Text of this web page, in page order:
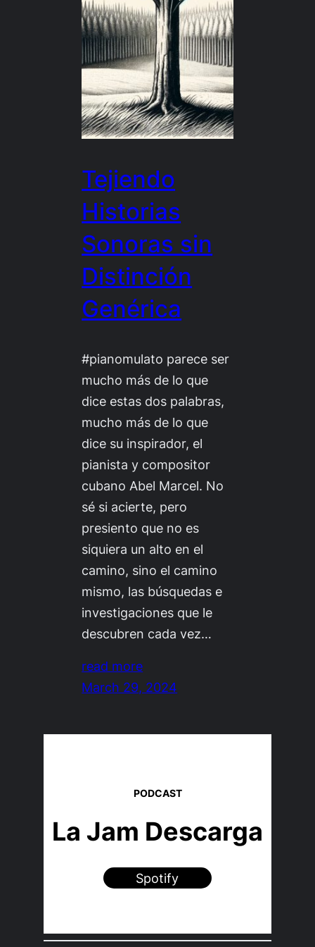
Tejiendo
Historias
Sonoras sin
Distinción
Genérica
#pianomulato parece ser
mucho más de lo que
dice estas dos palabras,
mucho más de lo que
dice su inspirador, el
pianista y compositor
cubano Abel Marcel. No
sé si acierte, pero
presiento que no es
siquiera un alto en el
camino, sino el camino
mismo, las búsquedas e
investigaciones que le
descubren cada vez…
read more
March 29, 2024
PODCAST
La Jam Descarga
Spotify